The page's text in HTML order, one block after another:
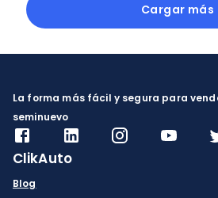
Cargar más
La forma más fácil y segura para
seminuevo
ClikAuto
Blog